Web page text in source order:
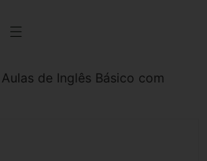
de Inglês Básico com